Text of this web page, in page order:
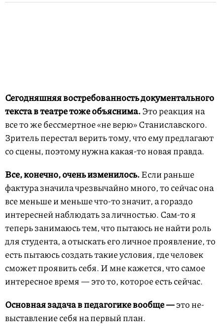
Сегодняшняя востребованность документального
текста в театре тоже объяснима.Это реакция на
все то же бессмертное «не верю» Станиславского.
Зритель перестал верить тому, что ему предлагают
со сцены, поэтому нужна какая-то новая правда.
Все, конечно, очень изменилось.Если раньше
фактура значила чрезвычайно много, то сейчас она
все меньше и меньше что-то значит, а гораздо
интересней наблюдать за личностью. Сам-то я
теперь занимаюсь тем, что пытаюсь не найти роль
для студента, а отыскать его личное проявление, то
есть пытаюсь создать такие условия, где человек
сможет проявить себя. И мне кажется, что самое
интересное время — это то, которое есть сейчас.
Основная задача в педагогике вообще —это не-
выставление себя на первый план.